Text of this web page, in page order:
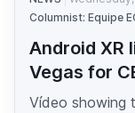
Columnist: Equipe
Android XR
Vegas for
Vídeo showing